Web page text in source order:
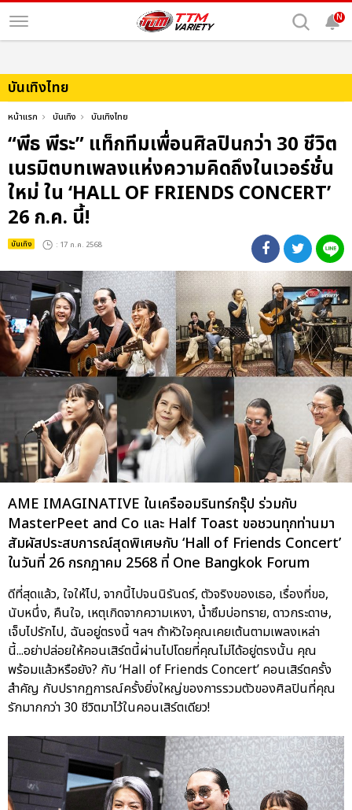
N
บันเทิงไทย
หน้าแรก บันเทิง บันเทิงไทย
“พีธ พีระ” แท็กทีมเพื่อนศิลปินกว่า 30 ชีวิต
เนรมิตบทเพลงแห่งความคิดถึงในเวอร์ชั่น
ใหม่ ใน ‘HALL OF FRIENDS CONCERT’
26 ก.ค. นี้!
บันเทิง : 17 ก.ค. 2568
AME IMAGINATIVE ในเครืออมรินทร์กรุ๊ป ร่วมกับ
MasterPeet and Co และ Half Toast ขอชวนทุกท่านมา
สัมผัสประสบการณ์สุดพิเศษกับ ‘Hall of Friends Concert’
ในวันที่ 26 กรกฎาคม 2568 ที่ One Bangkok Forum
ดีที่สุดแล้ว, ใจให้ไป, จากนี้ไปจนนิรันดร์, ตัวจริงของเธอ, เรื่องที่ขอ,
นับหนึ่ง, คืนใจ, เหตุเกิดจากความเหงา, น้ำซึมบ่อทราย, ดาวกระดาษ,
เจ็บไปรักไป, ฉันอยู่ตรงนี้ ฯลฯ ถ้าหัวใจคุณเคยเต้นตามเพลงเหล่า
นี้...อย่าปล่อยให้คอนเสิร์ตนี้ผ่านไปโดยที่คุณไม่ได้อยู่ตรงนั้น คุณ
พร้อมแล้วหรือยัง? กับ ‘Hall of Friends Concert’ คอนเสิร์ตครั้ง
สำคัญ กับปรากฏการณ์ครั้งยิ่งใหญ่ของการรวมตัวของศิลปินที่คุณ
รักมากกว่า 30 ชีวิตมาไว้ในคอนเสิร์ตเดียว!